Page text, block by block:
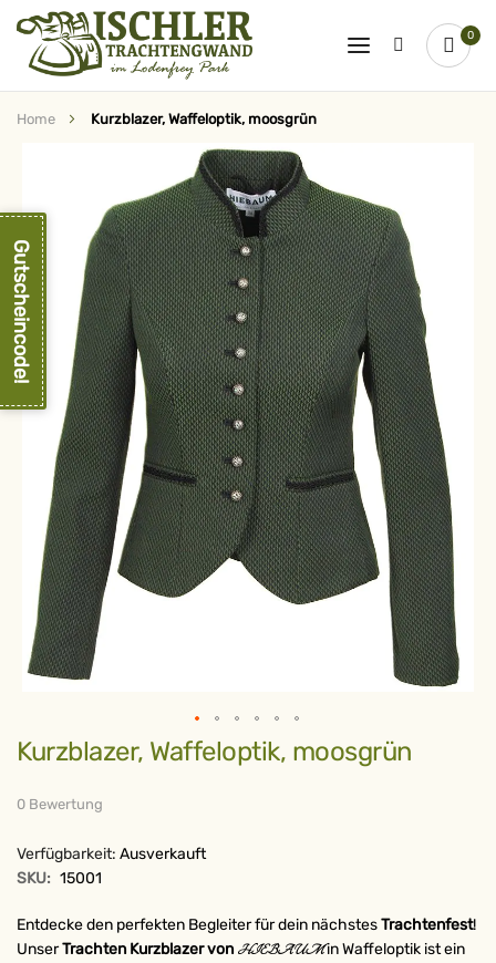
0
Home Kurzblazer, Waffeloptik, moosgrün
springen
Zum
Anfang
springen
Kurzblazer, Waffeloptik, moosgrün
0 Bewertung
Verfügbarkeit: Ausverkauft
SKU: 15001
Entdecke den perfekten Begleiter für dein nächstesTrachtenfest!
UnserTrachten Kurzblazer von HIEBAUMin Waffeloptik ist ein
Gutscheincode!